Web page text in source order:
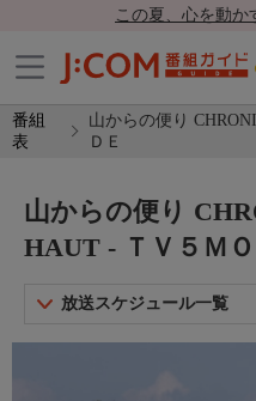
この夏、心を動か
番組
表
山からの便り
ＤＥ
山からの便り
HAUT - ＴＶ５Ｍ
放送スケジュール一覧